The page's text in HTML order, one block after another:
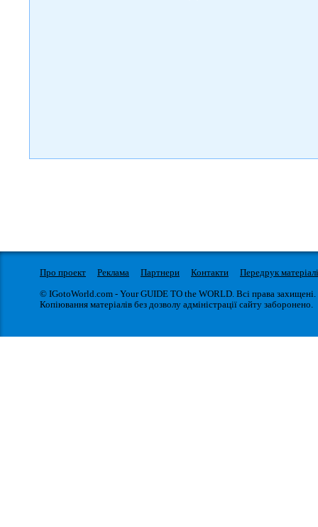
Про проект Реклама Партнери Контакти
Передрук
© IGotoWorld.com - Your GUIDE TO the WORLD. Всі права захищені.
Копіювання матеріалів без дозволу адміністрації сайту заборонено.